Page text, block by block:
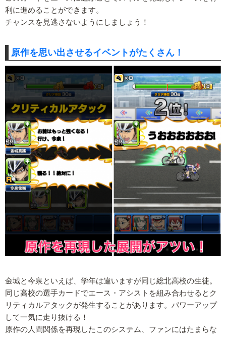
利に進めることができます。
チャンスを見逃さないようにしましょう！
原作を思い出させるイベントがたくさん！
金城と今泉といえば、学年は違いますが同じ総北高校の生徒。
同じ高校の選手カードでエース・アシストを組み合わせるとク
リティカルアタックが発生することがあります。パワーアップ
して一気に走り抜ける！
原作の人間関係を再現したこのシステム、ファンにはたまらな